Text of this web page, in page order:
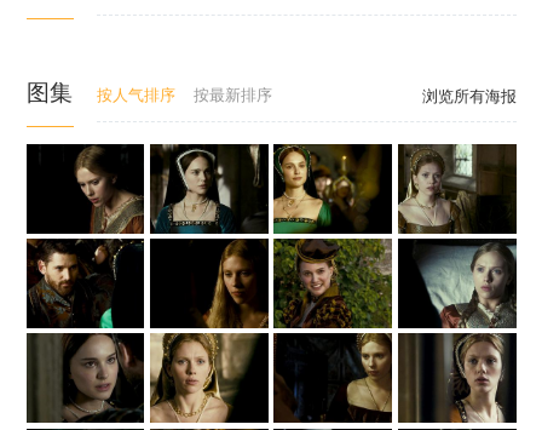
图集 按人气排序 按最新排序 浏览所有海报